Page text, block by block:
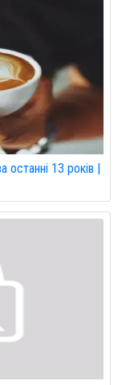
останні 13 років |